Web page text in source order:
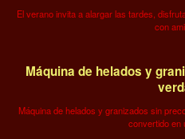
El verano invita a alargar las tardes,
con
Máquina de helados y
Máquina de helados y granizados sin
convertido en